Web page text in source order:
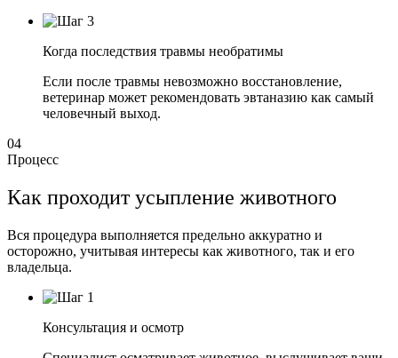
Когда последствия травмы необратимы
Если после травмы невозможно восстановление,
ветеринар может рекомендовать эвтаназию как самый
человечный выход.
04
Процесс
Как проходит усыпление животного
Вся процедура выполняется предельно аккуратно и
осторожно, учитывая интересы как животного, так и его
владельца.
Консультация и осмотр